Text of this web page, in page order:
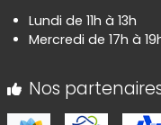
Lundi de 11h à 13h
Mercredi de 17h à
Nos